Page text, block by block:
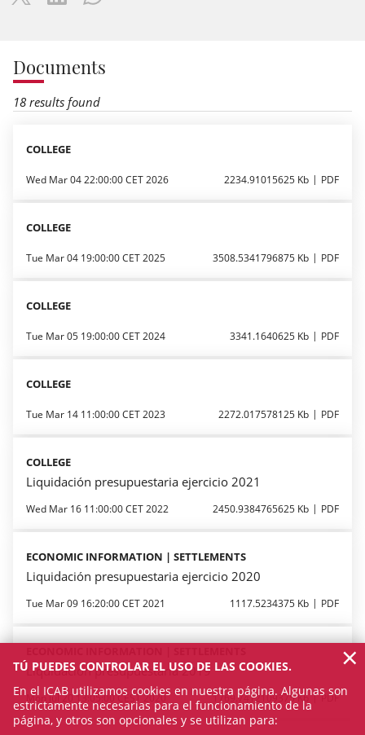
Documents
18 results found
COLLEGE
Wed Mar 04 22:00:00 CET 2026 2234.91015625 Kb PDF
COLLEGE
Tue Mar 04 19:00:00 CET 2025 3508.5341796875 Kb PDF
COLLEGE
Tue Mar 05 19:00:00 CET 2024 3341.1640625 Kb PDF
COLLEGE
Tue Mar 14 11:00:00 CET 2023 2272.017578125 Kb PDF
COLLEGE
Liquidación presupuestaria ejercicio 2021
Wed Mar 16 11:00:00 CET 2022 2450.9384765625 Kb PDF
ECONOMIC INFORMATION | SETTLEMENTS
Liquidación presupuestaria ejercicio 2020
Tue Mar 09 16:20:00 CET 2021 1117.5234375 Kb PDF
Liquidación presupuestaria 2019
Mon Jul 20 13:05:00 CEST 2020 1769.7412109375 Kb PDF
TÚ PUEDES CONTROLAR EL USO DE LAS COOKIES.
En el ICAB utilizamos cookies en nuestra página. Algunas son
estrictamente necesarias para el funcionamiento de la
página, y otros son opcionales y se utilizan para:
×